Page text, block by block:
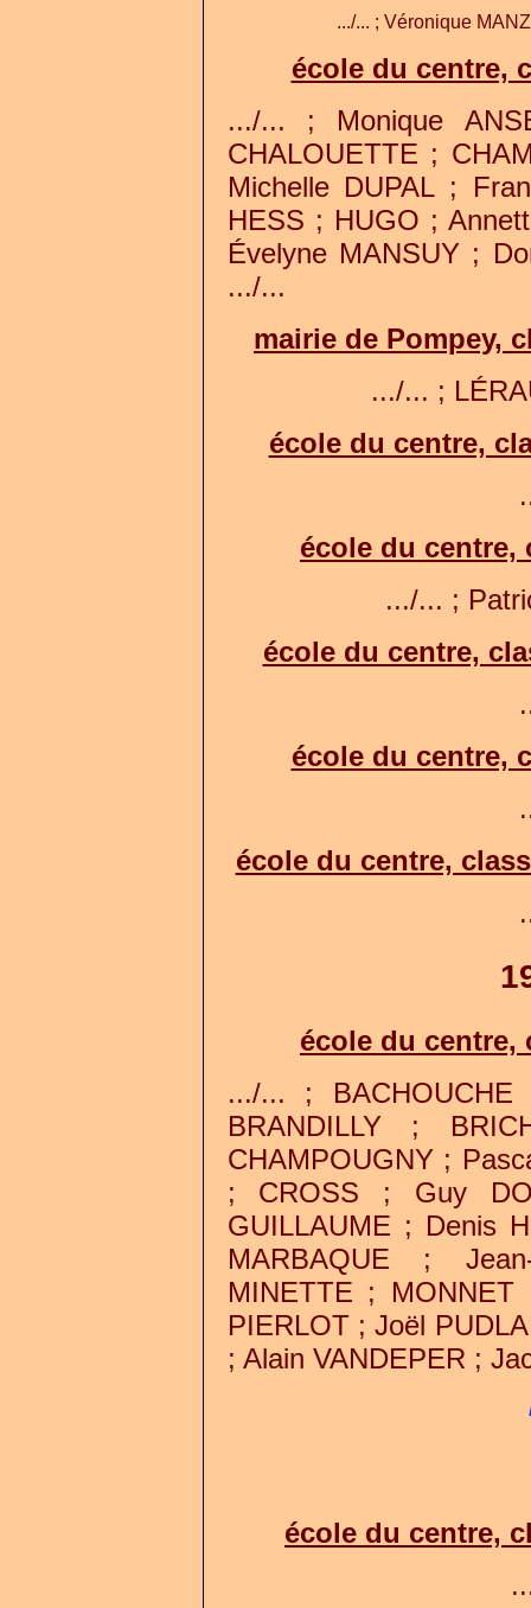
.../... ; Véronique
école du centre,
.../... ; Monique
CHALOUETTE ;
Michelle DUPAL ;
HESS ; HUGO ;
Évelyne MANSUY ;
.../...
mairie de Pompey,
.../... ;
école du centre,
école du centre,
.../... ;
école du centre,
école du centre,
école du centre,
école du centre,
.../... ;
BRANDILLY ;
CHAMPOUGNY ;
; CROSS ; Guy
GUILLAUME ; Denis
MARBAQUE ;
MINETTE ;
PIERLOT ; Joël
; Alain VANDEPER ;
école du centre,